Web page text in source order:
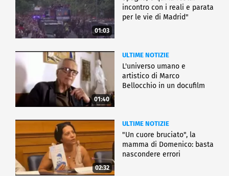
01:03
incontro con i reali e parata
per le vie di Madrid"
01:40
ULTIME NOTIZIE
L'universo umano e
artistico di Marco
Bellocchio in un docufilm
02:32
ULTIME NOTIZIE
"Un cuore bruciato", la
mamma di Domenico: basta
nascondere errori